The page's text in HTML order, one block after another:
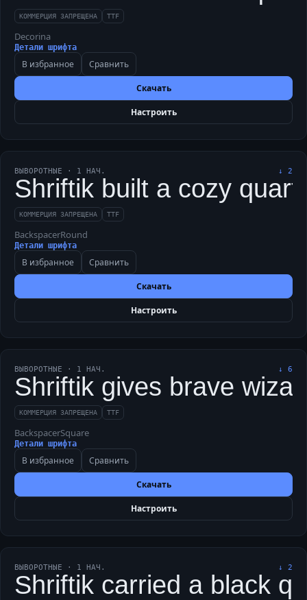
КОММЕРЦИЯ ЗАПРЕЩЕНА TTF
Decorina
Детали шрифта
В избранное Сравнить
Скачать
Настроить
ВЫВОРОТНЫЕ · 1 НАЧ. ↓ 2
Shriftik built a cozy
КОММЕРЦИЯ ЗАПРЕЩЕНА TTF
BackspacerRound
Детали шрифта
В избранное Сравнить
Скачать
Настроить
ВЫВОРОТНЫЕ · 1 НАЧ. ↓ 6
Shriftik gives brave
КОММЕРЦИЯ ЗАПРЕЩЕНА TTF
BackspacerSquare
Детали шрифта
В избранное Сравнить
Скачать
Настроить
ВЫВОРОТНЫЕ · 1 НАЧ. ↓ 2
Shriftik carried a black